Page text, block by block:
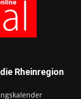
Rheinregion